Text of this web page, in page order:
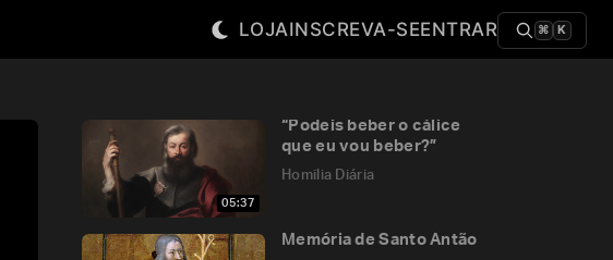
LOJAINSCREVA-SEENTRAR ⌘ K
05:37
“Podeis beber o cálice
que eu vou beber?”
Homilia Diária
Memória de Santo Antão